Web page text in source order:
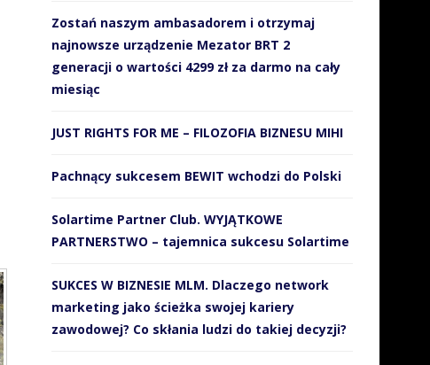
Zostań naszym ambasadorem i otrzymaj
najnowsze urządzenie Mezator BRT 2
generacji o wartości 4299 zł za darmo na cały
miesiąc
JUST RIGHTS FOR ME – FILOZOFIA BIZNESU MIHI
Pachnący sukcesem BEWIT wchodzi do Polski
Solartime Partner Club. WYJĄTKOWE
PARTNERSTWO – tajemnica sukcesu Solartime
SUKCES W BIZNESIE MLM. Dlaczego network
marketing jako ścieżka swojej kariery
zawodowej? Co skłania ludzi do takiej decyzji?